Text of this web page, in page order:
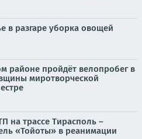
в разгаре уборка овощей
районе пройдёт велопробег в
миротворческой
на трассе Тирасполь –
«Тойоты» в реанимации